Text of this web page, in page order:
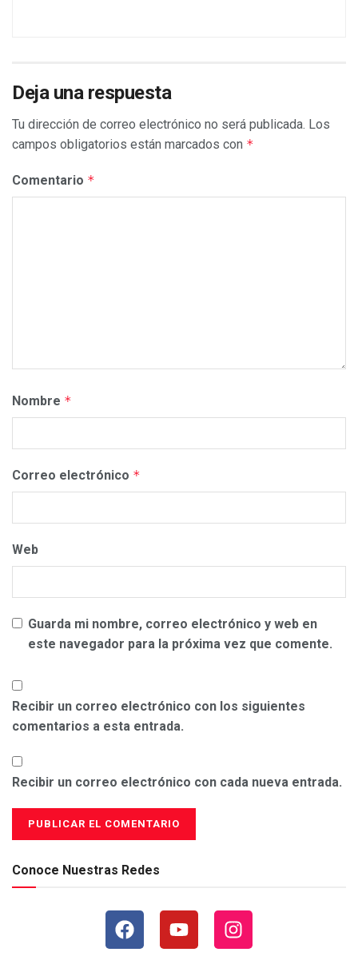
Deja una respuesta
Tu dirección de correo electrónico no será publicada. Los
campos obligatorios están marcados con *
Comentario *
Nombre *
Correo electrónico *
Web
Guarda mi nombre, correo electrónico y web en
este navegador para la próxima vez que comente.
Recibir un correo electrónico con los siguientes
comentarios a esta entrada.
Recibir un correo electrónico con cada nueva entrada.
Conoce Nuestras Redes